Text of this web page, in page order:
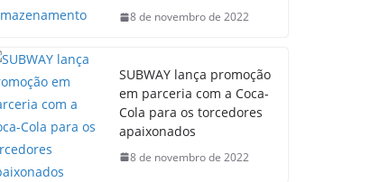
8 de novembro de 2022
SUBWAY lança promoção
em parceria com a Coca-
Cola para os torcedores
apaixonados
8 de novembro de 2022